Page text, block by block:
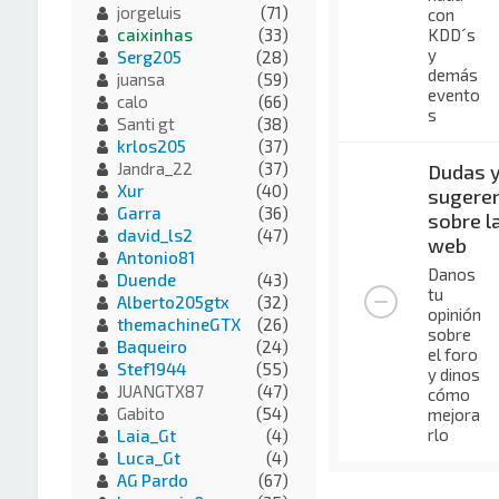
con
KDD´s
y
demás
evento
s
Dudas
sobre
web
Danos
tu
opinión
sobre
el foro
y dinos
cómo
mejora
rlo
jorgeluis
(71)
caixinhas
(33)
Serg205
(28)
juansa
(59)
calo
(66)
Santi gt
(38)
krlos205
(37)
Jandra_22
(37)
Xur
(40)
Garra
(36)
david_ls2
(47)
Antonio81
Duende
(43)
Alberto205gtx
(32)
themachineGTX
(26)
Baqueiro
(24)
Stef1944
(55)
JUANGTX87
(47)
Gabito
(54)
Laia_Gt
(4)
Luca_Gt
(4)
AG Pardo
(67)